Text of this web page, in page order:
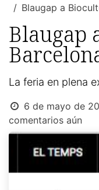
Blaugap a
Blaugap
La feria en plena
6 de mayo de
comentarios aún